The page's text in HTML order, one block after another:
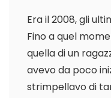
Era il 2008, gli
Fino a quel
quella di un
avevo da poco
strimpellavo di